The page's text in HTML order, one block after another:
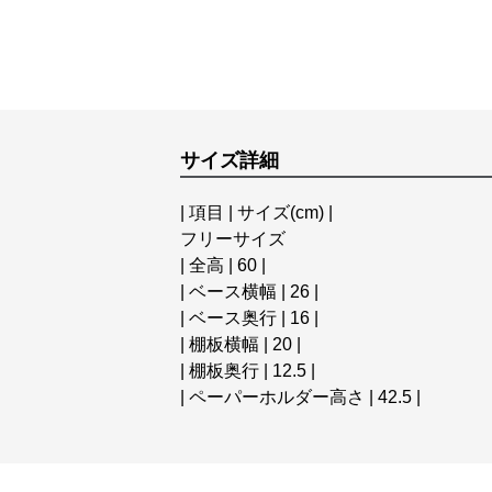
サイズ詳細
| 項目 | サイズ(cm) |
フリーサイズ
| 全高 | 60 |
| ベース横幅 | 26 |
| ベース奥行 | 16 |
| 棚板横幅 | 20 |
| 棚板奥行 | 12.5 |
| ペーパーホルダー高さ | 42.5 |